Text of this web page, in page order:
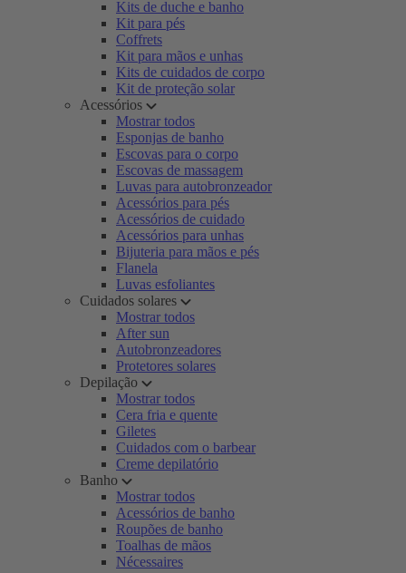
Kits de duche e banho
Kit para pés
Coffrets
Kit para mãos e unhas
Kits de cuidados de corpo
Kit de proteção solar
Acessórios
Mostrar todos
Esponjas de banho
Escovas para o corpo
Escovas de massagem
Luvas para autobronzeador
Acessórios para pés
Acessórios de cuidado
Acessórios para unhas
Bijuteria para mãos e pés
Flanela
Luvas esfoliantes
Cuidados solares
Mostrar todos
After sun
Autobronzeadores
Protetores solares
Depilação
Mostrar todos
Cera fria e quente
Giletes
Cuidados com o barbear
Creme depilatório
Banho
Mostrar todos
Acessórios de banho
Roupões de banho
Toalhas de mãos
Nécessaires